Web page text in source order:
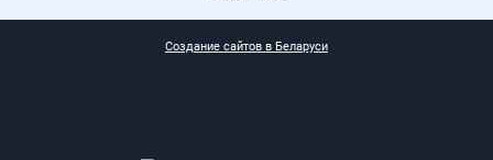
Создание сайтов в Беларуси